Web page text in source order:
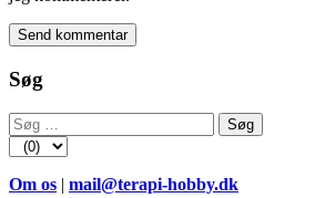
Søg
Søg
efter:
Om os | mail@terapi-hobby.dk